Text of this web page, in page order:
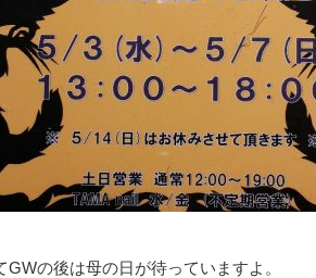
GWの後は母の日が待っていますよ。